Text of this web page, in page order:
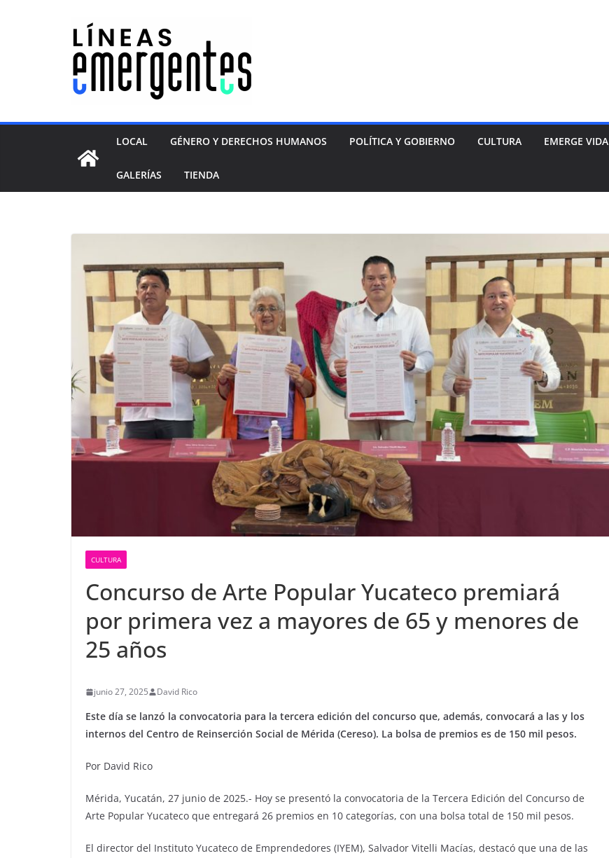
LOCAL GÉNERO Y DERECHOS HUMANOS POLÍTICA Y GOBIERNO CULTURA EMERGE VIDA
GALERÍAS TIENDA
CULTURA
Concurso de Arte Popular Yucateco premiará
por primera vez a mayores de 65 y menores de
25 años
junio 27, 2025 David Rico
Este día se lanzó la convocatoria para la tercera edición del concurso que, además, convocará a las y los
internos del Centro de Reinserción Social de Mérida (Cereso). La bolsa de premios es de 150 mil pesos.
Por David Rico
Mérida, Yucatán, 27 junio de 2025.- Hoy se presentó la convocatoria de la Tercera Edición del Concurso de
Arte Popular Yucateco que entregará 26 premios en 10 categorías, con una bolsa total de 150 mil pesos.
El director del Instituto Yucateco de Emprendedores (IYEM), Salvador Vitelli Macías, destacó que una de las